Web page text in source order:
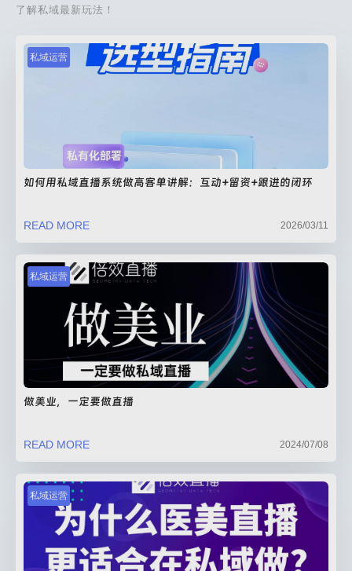
了解私域最新玩法！
私域运营
如何用私域直播系统做高客单讲解：互动+留资+跟进的闭环
READ MORE 2026/03/11
私域运营
做美业，一定要做直播
READ MORE 2024/07/08
私域运营